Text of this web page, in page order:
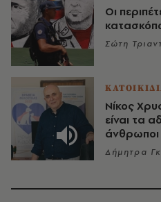
Οι
Σώτη
Νίκος
είναι τα
άνθρωποι
Δήμητρα